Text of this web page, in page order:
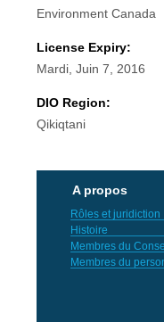
Environment Canada
License Expiry:
Mardi, Juin 7, 2016
DIO Region:
Qikiqtani
A propos
Rôles et juridiction
Histoire
Membres du
Membres du